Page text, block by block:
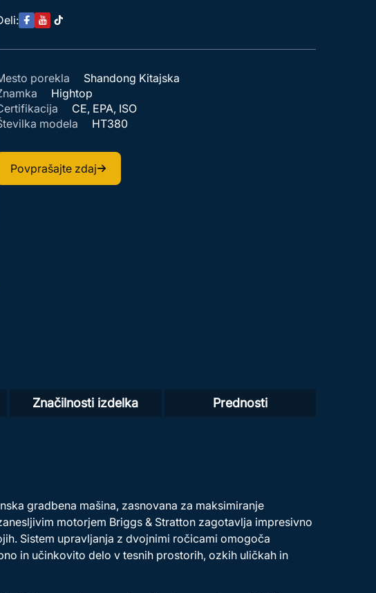
porekla
Shandong Kitajska
Hightop
CE, EPA, ISO
modela
HT380
Povprašajte zdaj
Značilnosti izdelka Prednosti
gradbena mašina, zasnovana za maksimiranje
motorjem Briggs & Stratton zagotavlja impresivno
Sistem upravljanja z dvojnimi ročicami omogoča
in učinkovito delo v tesnih prostorih, ozkih uličkah in